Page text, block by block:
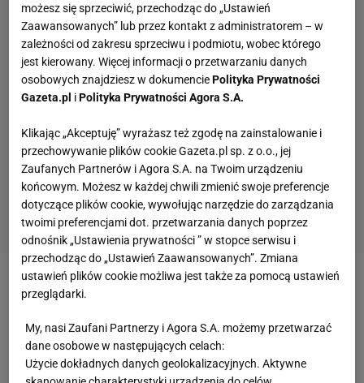
Zobacz wideo
ekstraklas
możesz się sprzeciwić, przechodząc do „Ustawień
Zaawansowanych” lub przez kontakt z administratorem – w
zależności od zakresu sprzeciwu i podmiotu, wobec którego
jest kierowany. Więcej informacji o przetwarzaniu danych
osobowych znajdziesz w dokumenciePolityka Prywatności
Gazeta.pl iPolityka Prywatności Agora S.A.
Klikając „Akceptuję” wyrażasz też zgodę na zainstalowanie i
przechowywanie plików cookie Gazeta.pl sp. z o.o., jej
Zaufanych Partnerów i Agora S.A. na Twoim urządzeniu
końcowym. Możesz w każdej chwili zmienić swoje preferencje
dotyczące plików cookie, wywołując narzędzie do zarządzania
twoimi preferencjami dot. przetwarzania danych poprzez
odnośnik „Ustawienia prywatności ” w stopce serwisu i
przechodząc do „Ustawień Zaawansowanych”. Zmiana
ustawień plików cookie możliwa jest także za pomocą ustawień
przeglądarki.
My, nasi Zaufani Partnerzy i Agora S.A. możemy przetwarzać
dane osobowe w następujących celach:
Użycie dokładnych danych geolokalizacyjnych. Aktywne